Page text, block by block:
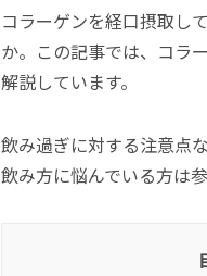
コラーゲンを経口摂取し
か。この記事では、コラ
解説しています。
飲み過ぎに対する注意点
飲み方に悩んでいる方は